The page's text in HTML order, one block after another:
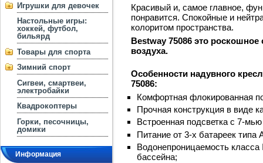
Игрушки для девочек
Настольные игры:
хоккей, футбол,
бильярд
Товары для спорта
Зимний спорт
Сигвеи, смартвеи,
электробайки
Квадрокоптеры
Горки, песочницы,
домики
Информация
Красивый и, самое главное,
понравится. Спокойные и
колоритом пространства.
Bestway 75086 это
воздуха.
Особенности надувного
75086:
Комфортная флокированная
Прочная конструкция в виде
Встроенная подсветка с 7-
Питание от 3-х батареек
Водонепроницаемость класса
бассейна;